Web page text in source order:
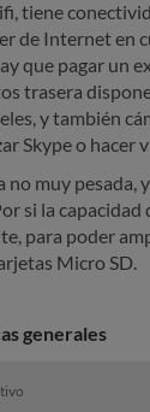
tiene
de Internet en
que pagar un
trasera
y también
Skype o hacer
no muy pesada,
si la capacidad
para poder
Micro SD.
generales